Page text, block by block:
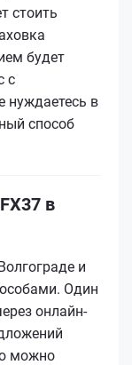
стоить
будет
с
нуждаетесь в
способ
в
и
Один
онлайн-
можно